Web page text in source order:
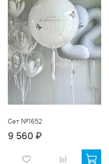
Сет №1652
9 560 ₽